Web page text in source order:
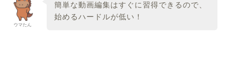
ウマたん
簡単な動画編集はすぐに習得できるので、
始めるハードルが低い！